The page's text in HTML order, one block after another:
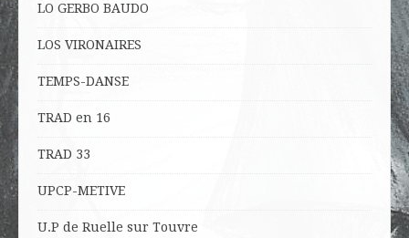
LO GERBO BAUDO
LOS VIRONAIRES
TEMPS-DANSE
TRAD en 16
TRAD 33
UPCP-METIVE
U.P de Ruelle sur Touvre